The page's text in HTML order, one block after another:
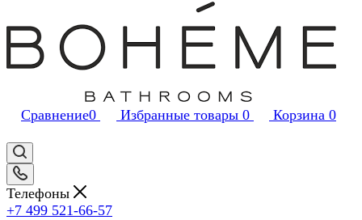
Сравнение0 Избранные товары 0 Корзина 0
Телефоны
+7 499 521-66-57